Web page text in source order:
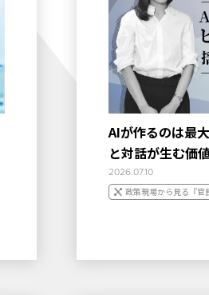
AIが作るのは最
と対話が生む価
2026.07.10
政策現場から見る『官